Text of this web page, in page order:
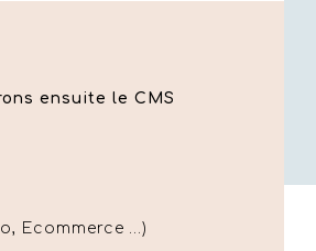
ensuite le CMS
Ecommerce …)